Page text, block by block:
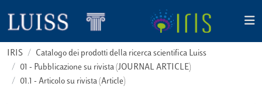
IRIS
Catalogo dei prodotti della ricerca scientifica Luiss
01 - Pubblicazione su rivista (JOURNAL ARTICLE)
01.1 - Articolo su rivista (Article)